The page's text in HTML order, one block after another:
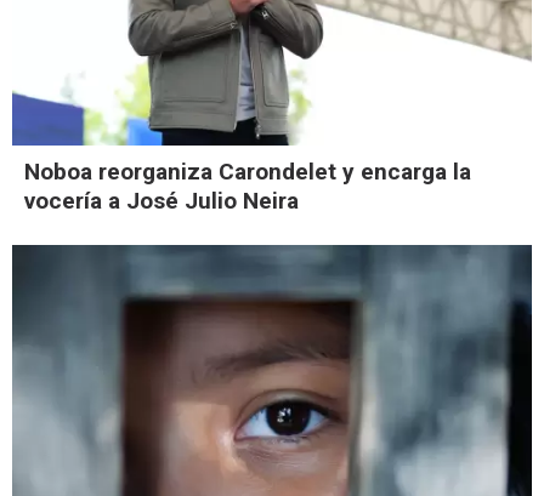
Noboa reorganiza Carondelet y encarga la
vocería a José Julio Neira